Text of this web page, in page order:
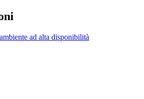
ad alta disponibilità